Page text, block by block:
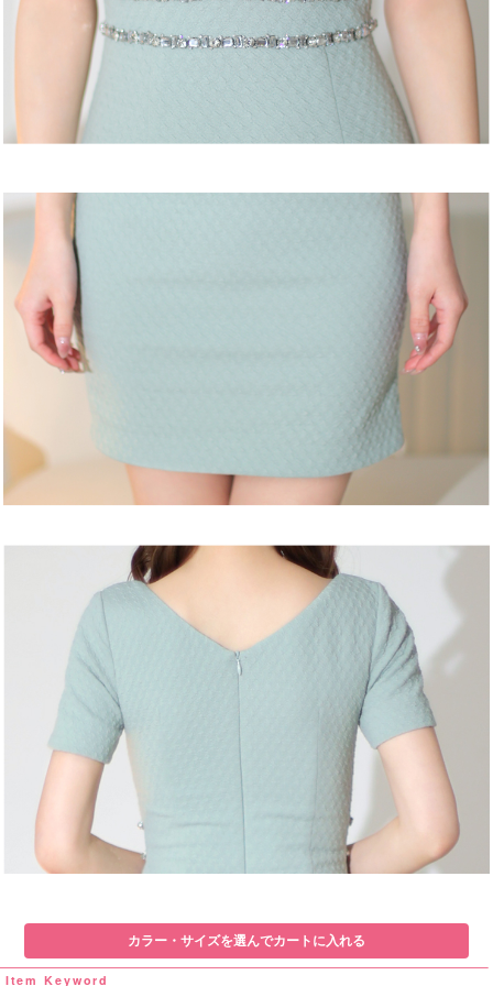
カラー・サイズを選んでカートに入れる